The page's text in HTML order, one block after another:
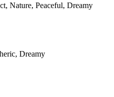
Nature, Peaceful, Dreamy
Dreamy